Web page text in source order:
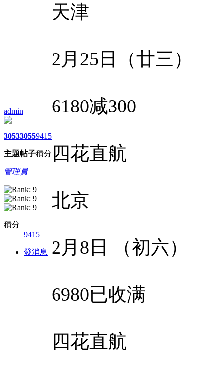
admin
3053
主題
3055
帖子
9415
積分
管理員
積分
9415
發消息
天津
2月25日（廿三）
6180减300
四花直航
北京
2月8日 （初六）
6980已收满
四花直航